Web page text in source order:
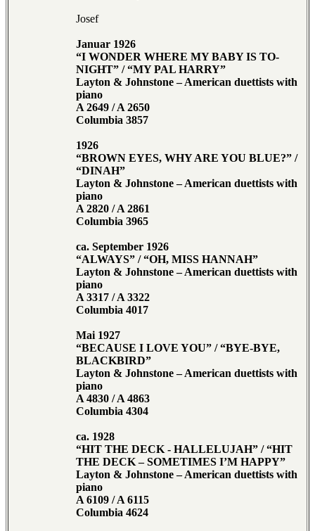
Josef
Januar 1926
“I WONDER WHERE MY BABY IS TO-
NIGHT” / “MY PAL HARRY”
Layton & Johnstone – American duettists with
piano
A 2649 / A 2650
Columbia 3857
1926
“BROWN EYES, WHY ARE YOU BLUE?” /
“DINAH”
Layton & Johnstone – American duettists with
piano
A 2820 / A 2861
Columbia 3965
ca. September 1926
“ALWAYS” / “OH, MISS HANNAH”
Layton & Johnstone – American duettists with
piano
A 3317 / A 3322
Columbia 4017
Mai 1927
“BECAUSE I LOVE YOU” / “BYE-BYE,
BLACKBIRD”
Layton & Johnstone – American duettists with
piano
A 4830 / A 4863
Columbia 4304
ca. 1928
“HIT THE DECK - HALLELUJAH” / “HIT
THE DECK – SOMETIMES I’M HAPPY”
Layton & Johnstone – American duettists with
piano
A 6109 / A 6115
Columbia 4624